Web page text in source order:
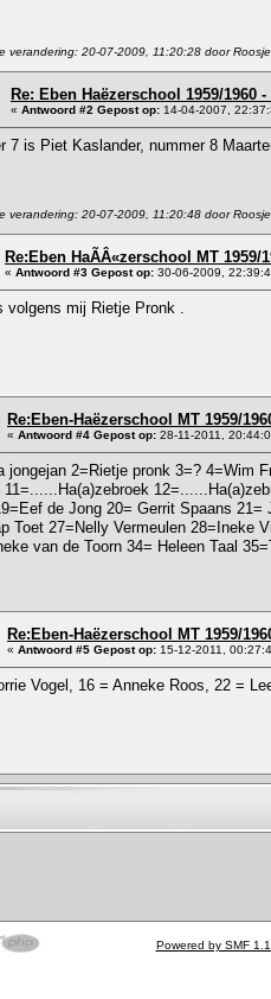
verandering: 20-07-2009, 11:20:28 door Roosje
Re: Eben Haëzerschool 1959/1960
« Antwoord #2 Gepost op: 14-04-2007,
7 is Piet Kaslander, nummer 8
verandering: 20-07-2009, 11:20:48 door Roosje
Re:Eben HaÃÂ«zerschool MT 1959/
« Antwoord #3 Gepost op: 30-06-2009,
volgens mij Rietje Pronk .
Re:Eben-Haëzerschool MT 1959/
« Antwoord #4 Gepost op: 28-11-2011,
jongejan 2=Rietje pronk 3=? 4=Wim
11=......Ha(a)zebroek
de Jong 20= Gerrit Spaans
Toet 27=Nelly Vermeulen 28=Ineke
van de Toorn 34= Heleen Taal
Re:Eben-Haëzerschool MT 1959/
« Antwoord #5 Gepost op: 15-12-2011,
Vogel, 16 = Anneke Roos, 22 =
Powered by SMF